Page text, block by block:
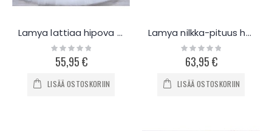
Lamya lattiaa hipova olkaimeton hääpuku L124
Rating:
0%
55,95 €
LISÄÄ OSTOSKORIIN
Lamya nilkka-pituus hääpuku L529
Rating:
0%
63,95 €
LISÄÄ OSTOSKORIIN